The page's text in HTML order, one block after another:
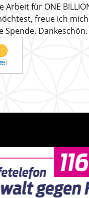
Arbeit für ONE
freue ich
Spende. Dankeschön.